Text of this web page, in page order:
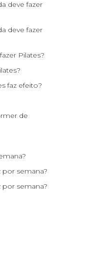
deve fazer
deve fazer
Pilates?
faz efeito?
de
por semana?
por semana?